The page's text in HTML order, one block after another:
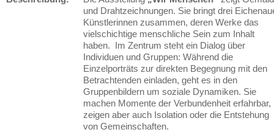
und Drahtzeichnungen. Sie bringt drei
Künstlerinnen zusammen, deren Werke das
vielschichtige menschliche Sein zum Inhalt
haben. Im Zentrum steht ein Dialog über
Individuen und Gruppen: Während die
Einzelporträts zur direkten Begegnung mit den
Betrachtenden einladen, geht es in den
Gruppenbildern um soziale Dynamiken. Sie
machen Momente der Verbundenheit erfahrbar,
zeigen aber auch Isolation oder die Entstehung
von Gemeinschaften.